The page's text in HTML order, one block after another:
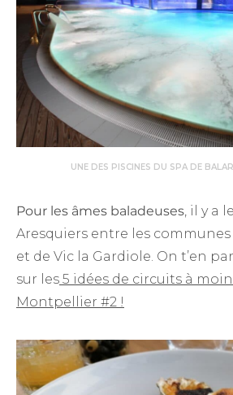
UNE DES PISCINES DU SPA DE
Pour les âmes baladeuses , il y a
Aresquiers entre les
et de Vic la Gardiole. On t’en
sur les 5 idées de circuits à
Montpellier #2 !